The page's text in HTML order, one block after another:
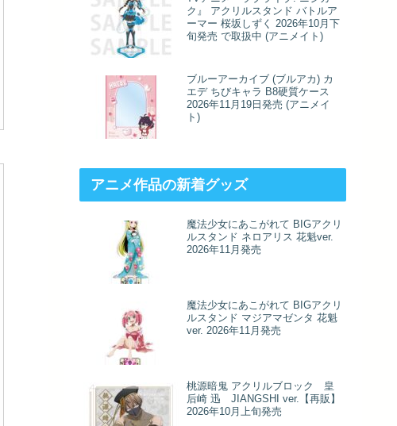
ク』 アクリルスタンド バトルア
ーマー 桜坂しずく 2026年10月下
旬発売 で取扱中 (アニメイト)
ブルーアーカイブ (ブルアカ) カ
エデ ちびキャラ B8硬質ケース
2026年11月19日発売 (アニメイ
ト)
アニメ作品の新着グッズ
魔法少女にあこがれて BIGアクリ
ルスタンド ネロアリス 花魁ver.
2026年11月発売
魔法少女にあこがれて BIGアクリ
ルスタンド マジアマゼンタ 花魁
ver. 2026年11月発売
桃源暗鬼 アクリルブロック 皇
后崎 迅 JIANGSHI ver.【再販】
2026年10月上旬発売